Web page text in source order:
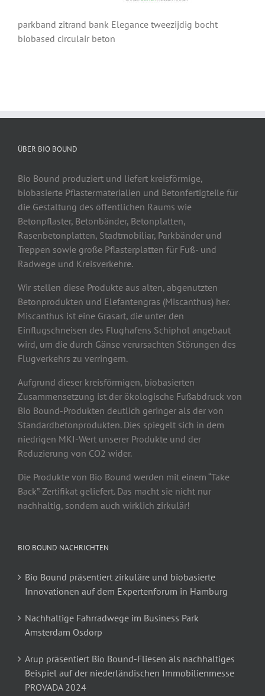
parkband zitrand bank Elegance tweezijdig bocht
biobased circulair beton
ÜBER BIO BOUND
Bio Bound produziert und liefert kreisförmige,
biobasierte Pflastermaterialien und Betonfertigteile für
die Gestaltung des öffentlichen Raums wie
Betonpflaster, Betonbänder, Betonplatten,
Rasenbetonplatten, Stadtmobiliar, Parkbänder und
Treppen sowie große Pflasterplatten für Fuß- und
Radwege und Kreisverkehre.
Wir stellen diese Produkte aus alten, abgenutzten
Betonprodukten und Elefantengras (Miscanthus) her.
Miscanthus ist eine Grasart, die unter den
Einflugschneisen des Flughafens Schiphol angebaut
wird, um die durch Gänse verursachten Störungen des
Flugverkehrs zu verringern.
Aufgrund dieser kreisförmigen, biobasierten
Zusammensetzung ist der ökologische Fußabdruck von
Bio Bound-Produkten deutlich geringer als der von
Standardbetonprodukten. Dies spiegelt sich in dem
niedrigen MKI-Wert unserer Produkte und der
Reduzierung von CO2 wider.
Die Produkte von Bio Bound werden mit einem “Take
Back”-Zertifikat geliefert. Das macht sie nicht nur
nachhaltig, sondern auch wirklich zirkulär!
BIO BOUND NACHRICHTEN
Bio Bound präsentiert zirkuläre und biobasierte
Innovationen auf dem Expertenforum in Hamburg
Nachhaltige Fahrradwege im Business Park
Amsterdam Osdorp
Arup präsentiert Bio Bound-Fliesen als nachhaltiges
Beispiel auf der niederländischen Immobilienmesse
PROVADA 2024